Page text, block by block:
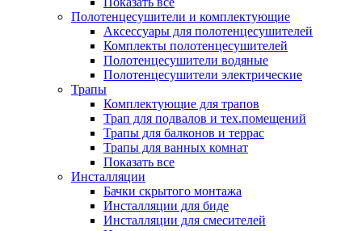
Полотенцесушители и комплектующие
Аксессуары для полотенцесушителей
Комплекты полотенцесушителей
Полотенцесушители водяные
Полотенцесушители электрические
Трапы
Комплектующие для трапов
Трап для подвалов и тех.помещений
Трапы для балконов и террас
Трапы для ванных комнат
Показать все
Инсталляции
Бачки скрытого монтажа
Инсталляции для биде
Инсталляции для смесителей